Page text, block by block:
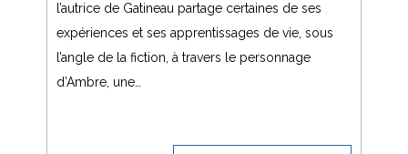
l’autrice de Gatineau partage certaines de ses
expériences et ses apprentissages de vie, sous
l’angle de la fiction, à travers le personnage
d’Ambre, une…